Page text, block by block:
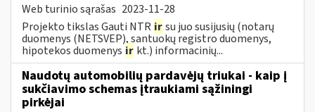
Web turinio sąrašas 2023-11-28
Projekto tikslas Gauti NTR irsu juo susijusių (notarų
duomenys (NETSVEP), santuokų registro duomenys,
hipotekos duomenys ir kt.) informacinių...
Naudotų automobilių pardavėjų triukai - kaip į
sukčiavimo schemas įtraukiami sąžiningi
pirkėjai